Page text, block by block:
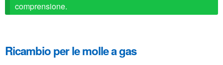
comprensione.
Ricambio per le molle a gas